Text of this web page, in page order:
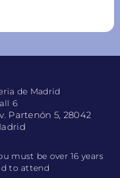
de Madrid
6
Partenón 5, 28042
must be over 16 years
to attend